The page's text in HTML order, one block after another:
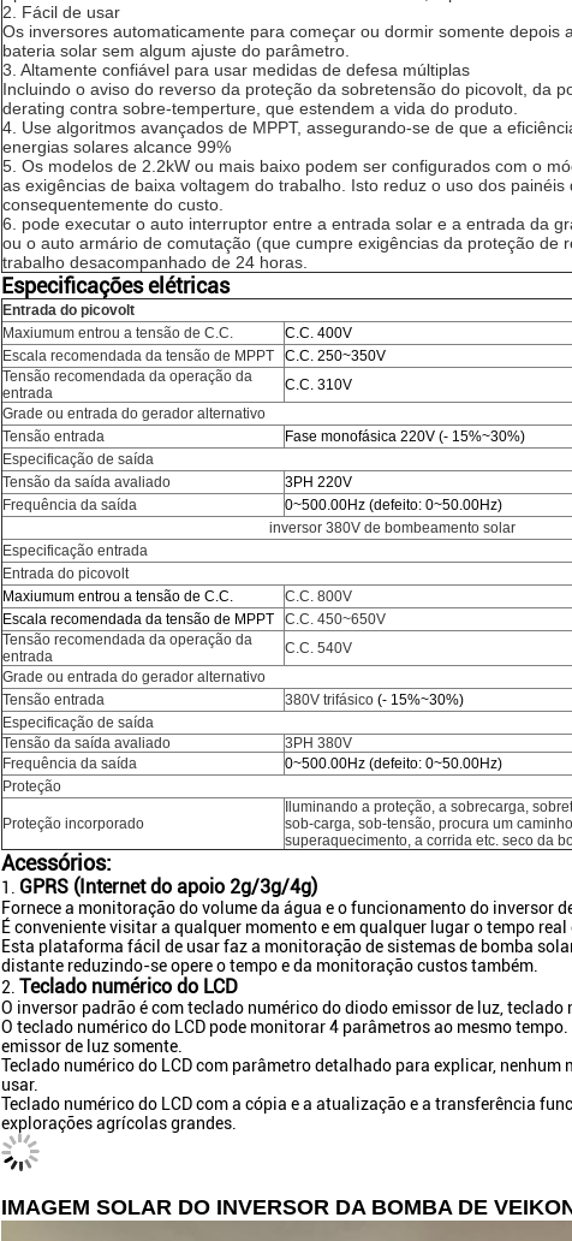
2. Fácil de usar
Os inversores automaticamente para começar ou dormir somente depois
bateria solar sem algum ajuste do parâmetro.
3. Altamente confiável para usar medidas de defesa múltiplas
Incluindo o aviso do reverso da proteção da sobretensão do picovolt, da
derating contra sobre-temperture, que estendem a vida do produto.
4. Use algoritmos avançados de MPPT, assegurando-se de que a
energias solares alcance 99%
5. Os modelos de 2.2kW ou mais baixo podem ser configurados com o
as exigências de baixa voltagem do trabalho. Isto reduz o uso dos painéis
consequentemente do custo.
6. pode executar o auto interruptor entre a entrada solar e a entrada da
ou o auto armário de comutação (que cumpre exigências da proteção de
trabalho desacompanhado de 24 horas.
Especificações elétricas
Entrada do picovolt
Maxiumum entrou a tensão de C.C.
C.C. 400V
Escala recomendada da tensão de MPPT
C.C. 250~350V
Tensão recomendada da operação da
entrada
C.C. 310V
Grade ou entrada do gerador alternativo
Tensão entrada
Fase monofásica 220V (- 15%~30%)
Especificação de saída
Tensão da saída avaliado
3PH 220V
Frequência da saída
0~500.00Hz (defeito: 0~50.00Hz)
inversor 380V de bombeamento solar
Especificação entrada
Entrada do picovolt
Maxiumum entrou a tensão de C.C.
C.C. 800V
Escala recomendada da tensão de MPPT
C.C. 450~650V
Tensão recomendada da operação da
entrada
C.C. 540V
Grade ou entrada do gerador alternativo
Tensão entrada
380V trifásico (- 15%~30%)
Especificação de saída
Tensão da saída avaliado
3PH 380V
Frequência da saída
0~500.00Hz (defeito: 0~50.00Hz)
Proteção
Proteção incorporado
Iluminando a proteção, a sobrecarga,
sob-carga, sob-tensão, procura um
superaquecimento, a corrida etc. seco da
Acessórios:
1. GPRS (Internet do apoio 2g/3g/4g)
Fornece a monitoração do volume da água e o funcionamento do inversor
É conveniente visitar a qualquer momento e em qualquer lugar o tempo
Esta plataforma fácil de usar faz a monitoração de sistemas de bomba
distante reduzindo-se opere o tempo e da monitoração custos também.
2. Teclado numérico do LCD
O inversor padrão é com teclado numérico do diodo emissor de luz, teclado
O teclado numérico do LCD pode monitorar 4 parâmetros ao mesmo
emissor de luz somente.
Teclado numérico do LCD com parâmetro detalhado para explicar,
usar.
Teclado numérico do LCD com a cópia e a atualização e a transferência
explorações agrícolas grandes.
IMAGEM SOLAR DO INVERSOR DA BOMBA DE